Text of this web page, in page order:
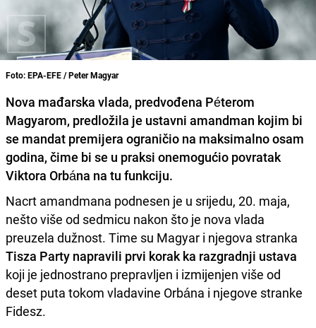
Foto: EPA-EFE / Peter Magyar
Nova mađarska vlada, predvođena Péterom
Magyarom, predložila je ustavni amandman kojim bi
se mandat premijera ograničio na maksimalno osam
godina, čime bi se u praksi onemogućio povratak
Viktora Orbána na tu funkciju.
Nacrt amandmana podnesen je u srijedu, 20. maja,
nešto više od sedmicu nakon što je nova vlada
preuzela dužnost. Time su Magyar i njegova stranka
Tisza Party napravili prvi korak ka razgradnji ustava
koji je jednostrano prepravljen i izmijenjen više od
deset puta tokom vladavine Orbána i njegove stranke
Fidesz.